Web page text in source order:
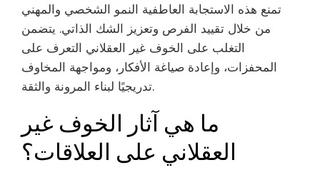
تمنع هذه الاستجابة العاطفية النمو الشخصي والمهني
من خلال تقييد الفرص وتعزيز الشك الذاتي. يتضمن
التغلب على الخوف غير العقلاني التعرف على
المحفزات، وإعادة صياغة الأفكار، ومواجهة المخاوف
تدريجيًا لبناء المرونة والثقة.
ما هي آثار الخوف غير
العقلاني على العلاقات؟